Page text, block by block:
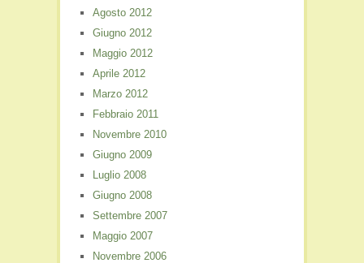
Agosto 2012
Giugno 2012
Maggio 2012
Aprile 2012
Marzo 2012
Febbraio 2011
Novembre 2010
Giugno 2009
Luglio 2008
Giugno 2008
Settembre 2007
Maggio 2007
Novembre 2006